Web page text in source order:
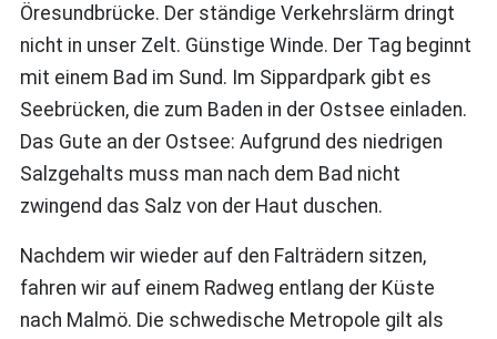
Öresundbrücke. Der ständige Verkehrslärm dringt
nicht in unser Zelt. Günstige Winde. Der Tag beginnt
mit einem Bad im Sund. Im Sippardpark gibt es
Seebrücken, die zum Baden in der Ostsee einladen.
Das Gute an der Ostsee: Aufgrund des niedrigen
Salzgehalts muss man nach dem Bad nicht
zwingend das Salz von der Haut duschen.
Nachdem wir wieder auf den Falträdern sitzen,
fahren wir auf einem Radweg entlang der Küste
nach Malmö. Die schwedische Metropole gilt als